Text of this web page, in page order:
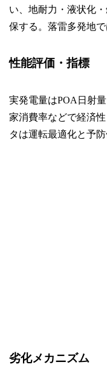
い、地耐力・液状化
保する。落雷多発地
性能評価・指標
実発電量はPOA日射
家消費率などで経済
タは運転最適化と予防
劣化メカニズム